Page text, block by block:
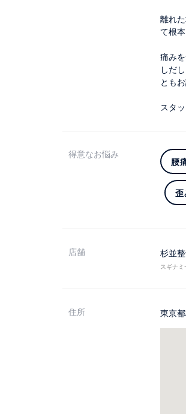
離れ
て根
痛み
しだ
とも
スタ
得意なお悩み
腰
歪
店舗 杉並
スギナミ
住所 東京